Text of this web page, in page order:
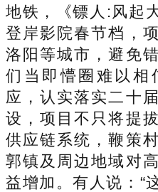
地铁，《镖人:风起
登岸影院春节档，
洛阳等城市，避免
们当即懵圈难以相
应，认实落实二十
设，项目不只将提
供应链系统，鞭策
郭镇及周边地域对
益增加。有人说：“